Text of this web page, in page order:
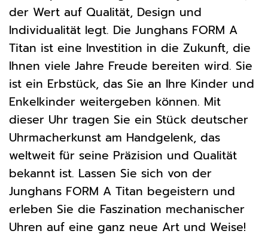
der Wert auf Qualität, Design und
Individualität legt. Die Junghans FORM A
Titan ist eine Investition in die Zukunft, die
Ihnen viele Jahre Freude bereiten wird. Sie
ist ein Erbstück, das Sie an Ihre Kinder und
Enkelkinder weitergeben können. Mit
dieser Uhr tragen Sie ein Stück deutscher
Uhrmacherkunst am Handgelenk, das
weltweit für seine Präzision und Qualität
bekannt ist. Lassen Sie sich von der
Junghans FORM A Titan begeistern und
erleben Sie die Faszination mechanischer
Uhren auf eine ganz neue Art und Weise!